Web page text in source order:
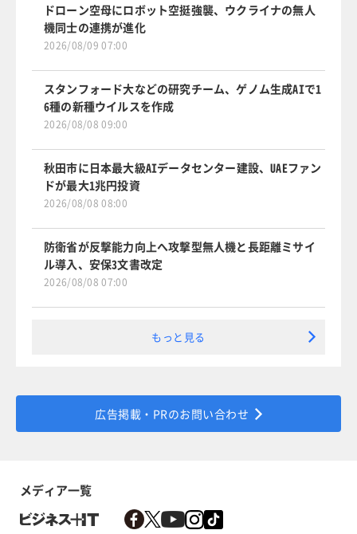
ドローン空母にロボット空挺強襲、ウクライナの無人
機同士の連携が進化
2026/08/09 07:00
スタンフォード大などの研究チーム、ゲノム生成AIで1
6種の新種ウイルスを作成
2026/08/08 09:00
秋田市に日本最大級AIデータセンター建設、UAEファン
ドが最大1兆円投資
2026/08/08 08:00
防衛省が反撃能力向上へ攻撃型無人機と長距離ミサイ
ル導入、安保3文書改定
2026/08/08 07:00
もっと見る
広告掲載・PRのお問い合わせ
メディア一覧